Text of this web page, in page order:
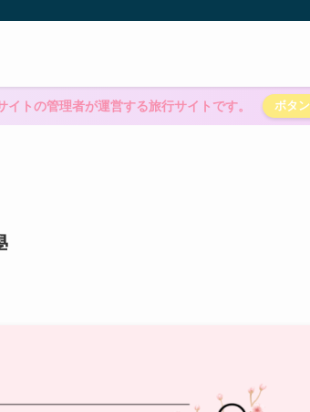
イトの管理者が運営する旅行サイトです。 ボタン